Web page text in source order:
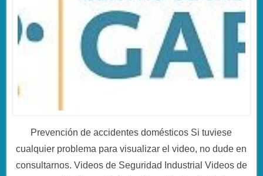
Prevención de accidentes domésticos Si tuviese
cualquier problema para visualizar el video, no dude en
consultarnos. Videos de Seguridad Industrial Videos de